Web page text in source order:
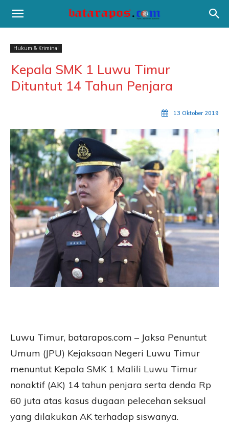
Hukum & Kriminal
Kepala SMK 1 Luwu Timur
Dituntut 14 Tahun Penjara
13 Oktober 2019
Luwu Timur, batarapos.com – Jaksa Penuntut
Umum (JPU) Kejaksaan Negeri Luwu Timur
menuntut Kepala SMK 1 Malili Luwu Timur
nonaktif (AK) 14 tahun penjara serta denda Rp
60 juta atas kasus dugaan pelecehan seksual
yang dilakukan AK terhadap siswanya.